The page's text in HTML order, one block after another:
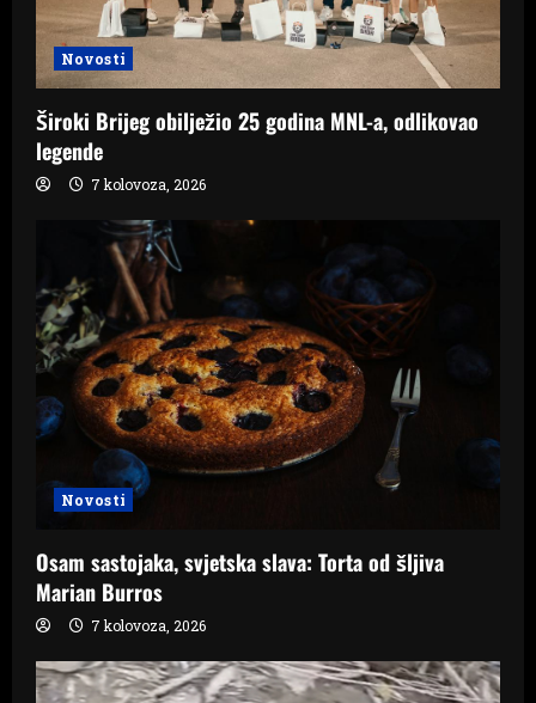
Novosti
Široki Brijeg obilježio 25 godina MNL-a, odlikovao
legende
7 kolovoza, 2026
Novosti
Osam sastojaka, svjetska slava: Torta od šljiva
Marian Burros
7 kolovoza, 2026